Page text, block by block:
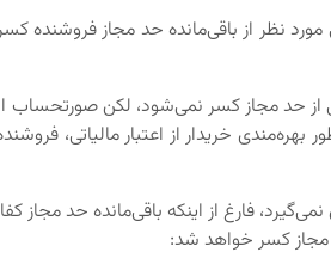
مورد نظر از باقی‌مانده حد مجاز
از حد مجاز کسر نمی‌شود، لکن
خریدار از اعتبار مالیاتی،
فارغ از اینکه باقی‌مانده حد مجاز
مجاز کسر خواهد شد: